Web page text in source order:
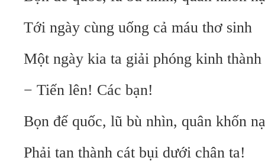
Tới ngày cùng uống cả máu thơ sinh
Một ngày kia ta giải phóng kinh thành
− Tiến lên! Các bạn!
Bọn đế quốc, lũ bù nhìn, quân khốn
Phải tan thành cát bụi dưới chân ta!